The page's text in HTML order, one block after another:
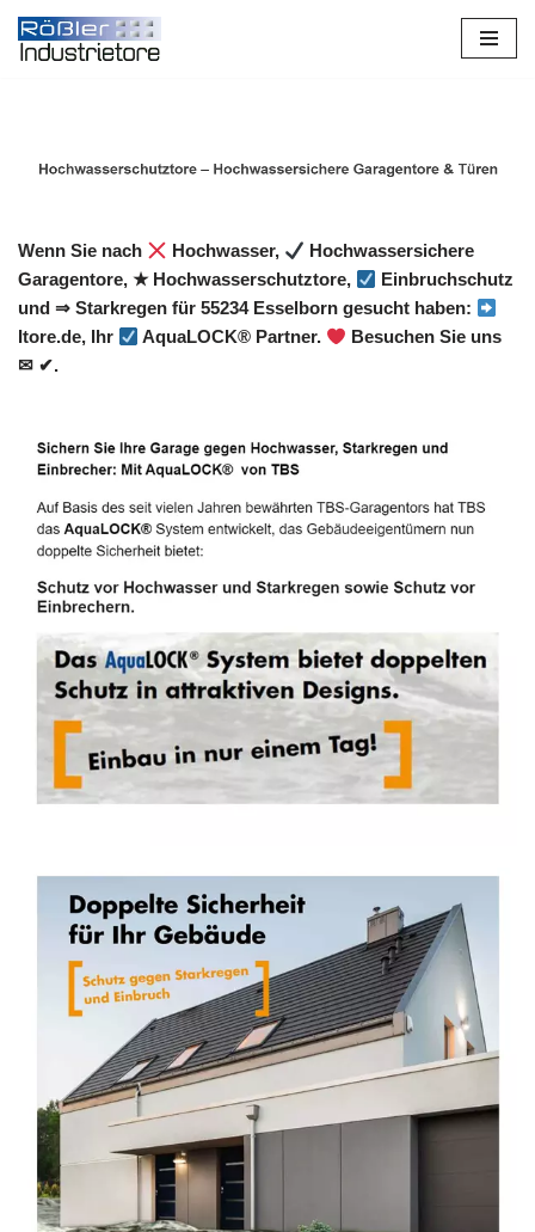
Zum
Wenn Sie nach Hochwasser,
Hochwassersichere
Garagentore, ★ Hochwasserschutztore,
Einbruchschutz
und ⇒ Starkregen für 55234 Esselborn gesucht haben:
Itore.de, Ihr
AquaLOCK® Partner.
Besuchen Sie uns
✉ ✔.